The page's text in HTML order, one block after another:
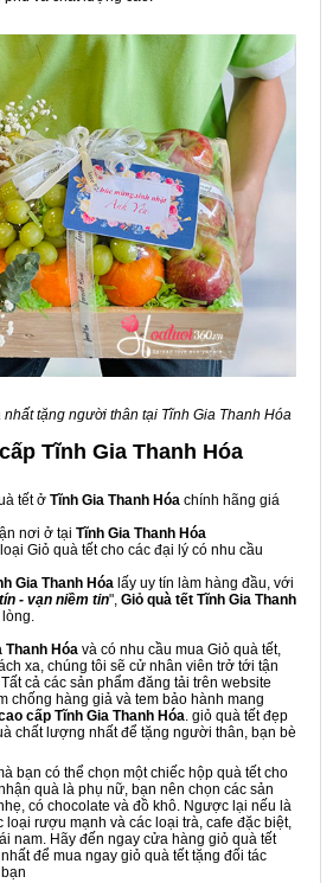
tặng người thân tại Tĩnh Gia Thanh Hóa
Tĩnh Gia Thanh Hóa
tết ở Tĩnh Gia Thanh Hóa chính hãng giá
nơi ở tại Tĩnh Gia Thanh Hóa
Giỏ quà tết cho các đại lý có nhu cầu
Gia Thanh Hóa lấy uy tín làm hàng đầu, với
- vạn niềm tin", Giỏ quà tết Tĩnh Gia Thanh
lòng.
Thanh Hóa và có nhu cầu mua Giỏ quà tết,
xa, chúng tôi sẽ cử nhân viên trở tới tận
cả các sản phẩm đăng tải trên website
chống hàng giả và tem bảo hành mang
cấp Tĩnh Gia Thanh Hóa. giỏ quà tết đẹp
chất lượng nhất để tặng người thân, bạn bè
bạn có thể chọn một chiếc hộp quà tết cho
quà là phụ nữ, bạn nên chọn các sản
có chocolate và đồ khô. Ngược lại nếu là
loại rượu mạnh và các loại trà, cafe đặc biệt,
nam. Hãy đến ngay cửa hàng giỏ quà tết
để mua ngay giỏ quà tết tặng đối tác